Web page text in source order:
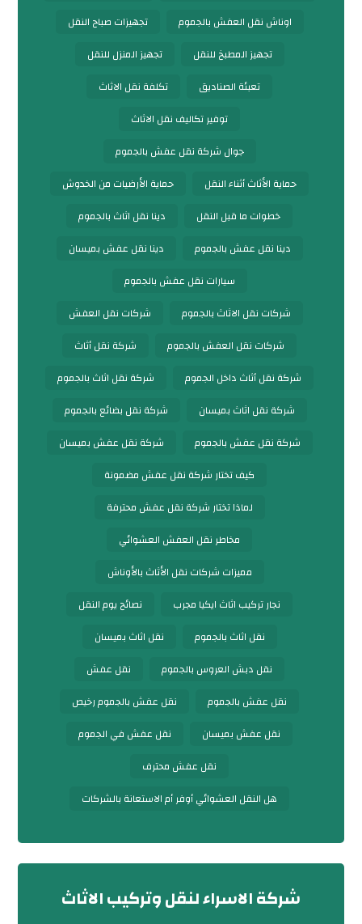
اوناش نقل العفش بالجموم
تجهيزات صباح النقل
تجهيز المطبخ للنقل
تجهيز المنزل للنقل
تعبئة الصناديق
تكلفة نقل الاثاث
توفير تكاليف نقل الاثاث
جوال شركة نقل عفش بالجموم
حماية الأثاث أثناء النقل
حماية الأرضيات من الخدوش
خطوات ما قبل النقل
دينا نقل اثاث بالجموم
دينا نقل عفش بالجموم
دينا نقل عفش بميسان
سيارات نقل عفش بالجموم
شركات نقل الاثاث بالجموم
شركات نقل العفش
شركات نقل العفش بالجموم
شركة نقل أثاث
شركة نقل أثاث داخل الجموم
شركة نقل اثاث بالجموم
شركة نقل اثاث بميسان
شركة نقل بضائع بالجموم
شركة نقل عفش بالجموم
شركة نقل عفش بميسان
كيف تختار شركة نقل عفش مضمونة
لماذا تختار شركة نقل عفش محترفة
مخاطر نقل العفش العشوائي
مميزات شركات نقل الأثاث بالأوناش
نجار تركيب اثاث ايكيا مجرب
نصائح يوم النقل
نقل اثاث بالجموم
نقل اثاث بميسان
نقل دبش العروس بالجموم
نقل عفش
نقل عفش بالجموم
نقل عفش بالجموم رخيص
نقل عفش بميسان
نقل عفش في الجموم
نقل عفش محترف
هل النقل العشوائي أوفر أم الاستعانة بالشركات
شركة الاسراء لنقل وتركيب الاثاث